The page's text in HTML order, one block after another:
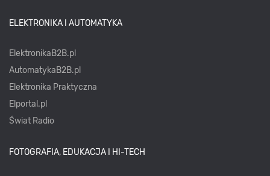
ELEKTRONIKA I AUTOMATYKA
ElektronikaB2B.pl
AutomatykaB2B.pl
Elektronika Praktyczna
Elportal.pl
Świat Radio
FOTOGRAFIA, EDUKACJA I HI-TECH